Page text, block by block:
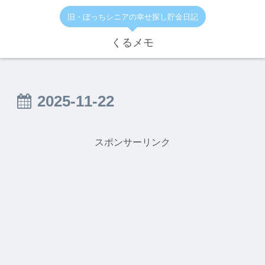
旧・ぼっちシニアの幸せ探し貯金日記
くるメモ
2025-11-22
スポンサーリンク